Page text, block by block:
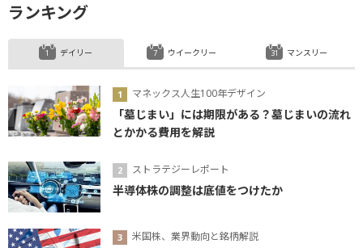
ランキング
デイリー
マネックス人生100年デザイン
「墓じまい」には期限がある？墓じまいの流れ
とかかる費用を解説
ストラテジーレポート
半導体株の調整は底値をつけたか
米国株、業界動向と銘柄解説
ウイークリー マンスリー